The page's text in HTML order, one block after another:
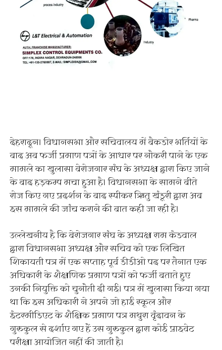
देहरादून। विधानसभा और सचिवालय में बैकडोर भर्तियों के
बाद अब फर्जी प्रमाण पत्रों के आधार पर नौकरी पाने के एक
मामले का खुलासा बेरोजगार संघ के अध्यक्ष द्वारा किए जाने
के बाद हड़कम्प मचा हुआ है। विधानसभा के सामने बीते
रोज किए गए प्रदर्शन के बाद स्पीकर ऋितु खंडूरी द्वारा अब
इस मामले की जांच कराने की बात कही जा रही है।
उल्लेखनीय है कि बेरोजगार संघ के अध्यक्ष राम कंडवाल
द्वारा विधानसभा अध्यक्ष और सचिव को एक लिखित
शिकायती पत्र में एक सप्ताह पूर्व डीडीओ पद पर तैनात एक
अधिकारी के शैक्षणिक प्रमाण पत्रों को फर्जी बताते हुए
उनकी नियुक्ति को चुनौती दी गई। पत्र में खुलासा किया गया
था कि इस अधिकारी ने अपने जो हाई स्कूल और
इंटरमीडिएट के शैक्षिक प्रमाण पत्र मथुरा वृंदावन के
गुरुकुल से दर्शाए गए हैं उस गुरुकुल द्वारा कोई प्राइवेट
परीक्षा आयोजित नहीं की जाती है।